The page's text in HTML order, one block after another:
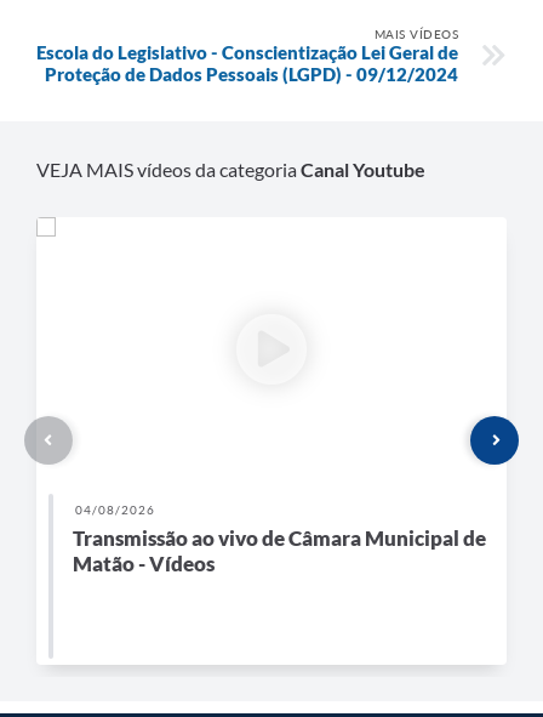
MAIS VÍDEOS
Escola do Legislativo - Conscientização Lei Geral de
Proteção de Dados Pessoais (LGPD) - 09/12/2024
VEJA MAIS vídeos da categoriaCanal Youtube
04/08/2026
Transmissão ao vivo de Câmara Municipal de
Matão - Vídeos